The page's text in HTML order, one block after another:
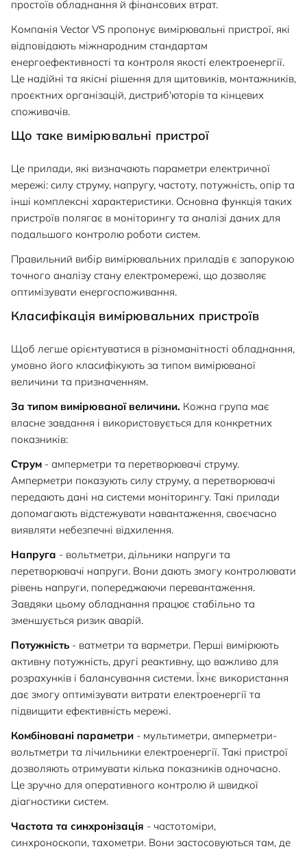
простоїв обладнання й фінансових втрат.
Компанія Vector VS пропонує вимірювальні пристрої, які
відповідають міжнародним стандартам
енергоефективності та контроля якості електроенергії.
Це надійні та якісні рішення для щитовиків, монтажників,
проєктних організацій, дистриб'юторів та кінцевих
споживачів.
Що таке вимірювальні пристрої
Це прилади, які визначають параметри електричної
мережі: силу струму, напругу, частоту, потужність, опір та
інші комплексні характеристики. Основна функція таких
пристроїв полягає в моніторингу та аналізі даних для
подальшого контролю роботи систем.
Правильний вибір вимірювальних приладів є запорукою
точного аналізу стану електромережі, що дозволяє
оптимізувати енергоспоживання.
Класифікація вимірювальних пристроїв
Щоб легше орієнтуватися в різноманітності обладнання,
умовно його класифікують за типом вимірюваної
величини та призначенням.
За типом вимірюваної величини. Кожна група має
власне завдання і використовується для конкретних
показників:
Струм - амперметри та перетворювачі струму.
Амперметри показують силу струму, а перетворювачі
передають дані на системи моніторингу. Такі прилади
допомагають відстежувати навантаження, своєчасно
виявляти небезпечні відхилення.
Напруга - вольтметри, дільники напруги та
перетворювачі напруги. Вони дають змогу контролювати
рівень напруги, попереджаючи перевантаження.
Завдяки цьому обладнання працює стабільно та
зменшується ризик аварій.
Потужність - ватметри та варметри. Перші вимірюють
активну потужність, другі реактивну, що важливо для
розрахунків і балансування системи. Їхнє використання
дає змогу оптимізувати витрати електроенергії та
підвищити ефективність мережі.
Комбіновані параметри - мультиметри, амперметри-
вольтметри та лічильники електроенергії. Такі пристрої
дозволяють отримувати кілька показників одночасно.
Це зручно для оперативного контролю й швидкої
діагностики систем.
Частота та синхронізація - частотоміри,
синхроноскопи, тахометри. Вони застосовуються там, де